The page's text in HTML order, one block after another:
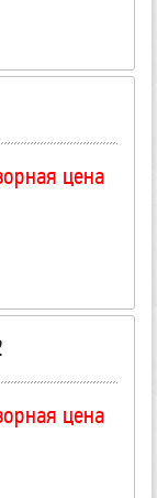
цена
цена